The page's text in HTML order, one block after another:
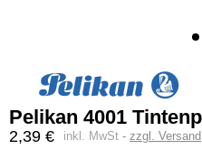
Pelikan 4001
2,39 € inkl. MwSt zzgl. Versand